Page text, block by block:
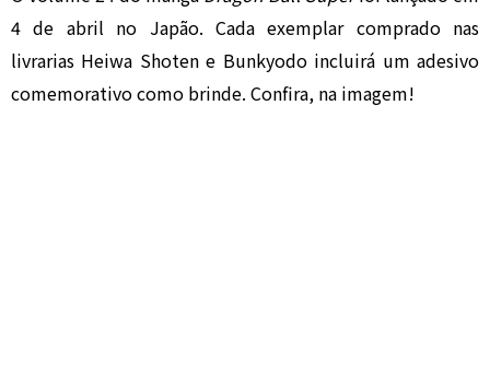
4 de abril no Japão. Cada exemplar comprado nas
livrarias Heiwa Shoten e Bunkyodo incluirá um adesivo
comemorativo como brinde. Confira, na imagem!